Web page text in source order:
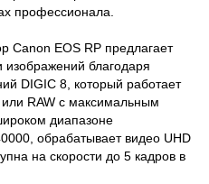
профессионала.
Canon EOS RP предлагает
изображений благодаря
DIGIC 8, который работает
RAW с максимальным
диапазоне
обрабатывает видео UHD
на скорости до 5 кадров в